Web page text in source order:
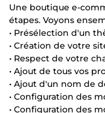
Une boutique e-
étapes. Voyons
• Présélection d'un
• Création de votre
• Respect de votre
• Ajout de tous vos
• Ajout d'un nom de
• Configuration des
• Configuration des